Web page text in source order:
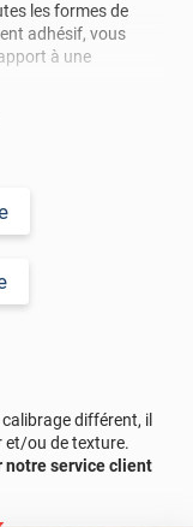
les formes de
adhésif, vous
à une
ou meubles,
les petites
au feu, ce
différent, il
et/ou de texture.
notre service client